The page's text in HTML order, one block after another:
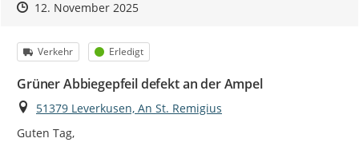
Zeitpunkt des Erstellens
Zeitpunkt des Erstellens
12. November 2025Zur Äußerung
Kategorie
Verkehr Status
Erledigt
Grüner Abbiegepfeil defekt an der Ampel
Ort
51379 Leverkusen, An St. Remigius
Guten Tag,